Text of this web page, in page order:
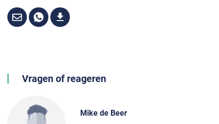
Vragen of reageren
Mike de Beer